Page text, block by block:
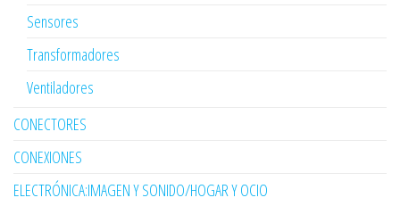
Sensores
Transformadores
Ventiladores
CONECTORES
CONEXIONES
ELECTRÓNICA:IMAGEN Y SONIDO/HOGAR Y OCIO